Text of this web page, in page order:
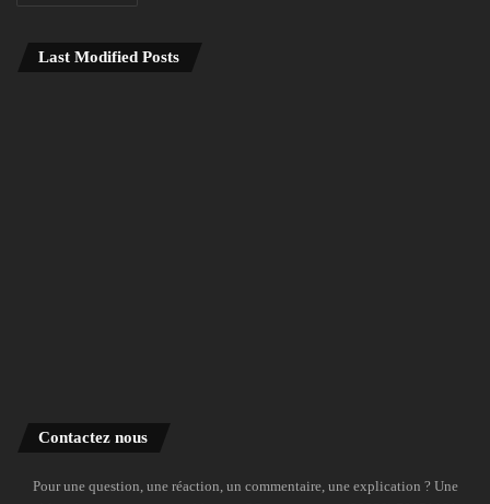
Last Modified Posts
Contactez nous
Pour une question, une réaction, un commentaire, une explication ? Une